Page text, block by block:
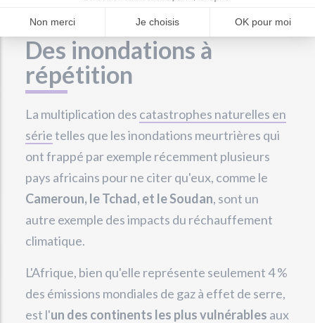
Des inondations à
répétition
La multiplication des catastrophes naturelles en
sérietelles que les inondations meurtrières qui
ont frappé par exemple récemment plusieurs
pays africains pour ne citer qu'eux, comme le
Cameroun, le Tchad, et le Soudan, sont un
autre exemple des impacts du réchauffement
climatique.
L'Afrique, bien qu'elle représente seulement 4 %
des émissions mondiales de gaz à effet de serre,
est l'un des continents les plus vulnérables aux